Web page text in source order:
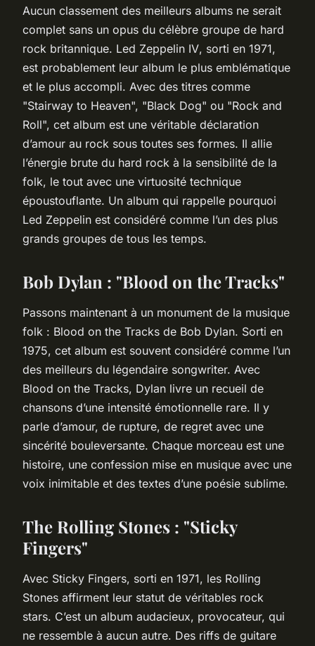
Aucun classement des meilleurs albums ne serait
complet sans un opus du célèbre groupe de hard
rock britannique. Led Zeppelin IV, sorti en 1971,
est probablement leur album le plus emblématique
et le plus accompli. Avec des titres comme
"Stairway to Heaven", "Black Dog" ou "Rock and
Roll", cet album est une véritable déclaration
d’amour au rock sous toutes ses formes. Il allie
l’énergie brute du hard rock à la sensibilité de la
folk, le tout avec une virtuosité technique
époustouflante. Un album qui rappelle pourquoi
Led Zeppelin est considéré comme l’un des plus
grands groupes de tous les temps.
Bob Dylan : "Blood on the Tracks"
Passons maintenant à un monument de la musique
folk : Blood on the Tracks de Bob Dylan. Sorti en
1975, cet album est souvent considéré comme l’un
des meilleurs du légendaire songwriter. Avec
Blood on the Tracks, Dylan livre un recueil de
chansons d’une intensité émotionnelle rare. Il y
parle d’amour, de rupture, de regret avec une
sincérité bouleversante. Chaque morceau est une
histoire, une confession mise en musique avec une
voix inimitable et des textes d’une poésie sublime.
The Rolling Stones : "Sticky
Fingers"
Avec Sticky Fingers, sorti en 1971, les Rolling
Stones affirment leur statut de véritables rock
stars. C’est un album audacieux, provocateur, qui
ne ressemble à aucun autre. Des riffs de guitare